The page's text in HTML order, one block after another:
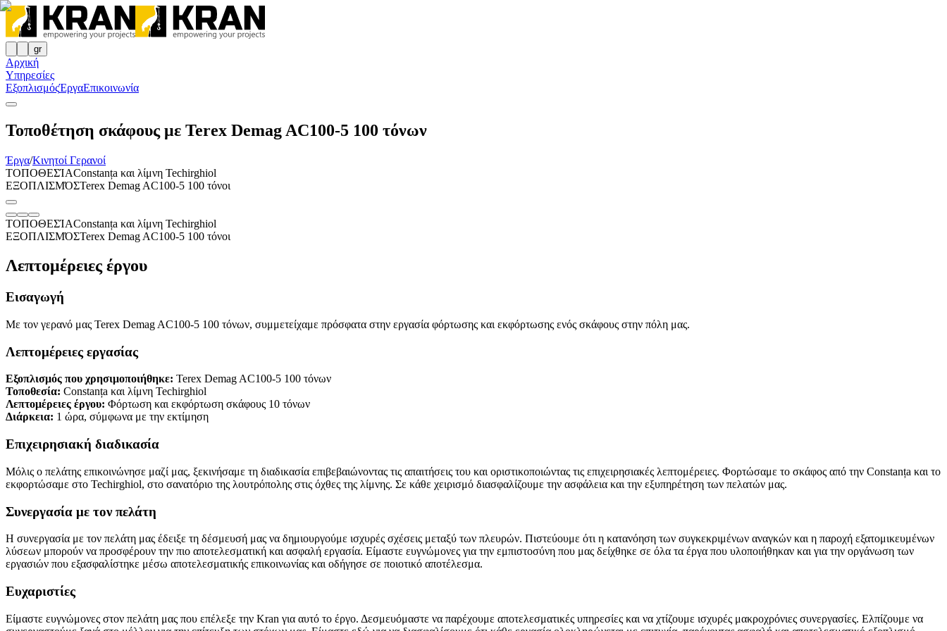
gr
Αρχική
Υπηρεσίες
ΕξοπλισμόςΈργαΕπικοινωνία
Τοποθέτηση σκάφους με Terex Demag AC100-5 100 τόνων
Έργα/Κινητοί Γερανοί
ΤΟΠΟΘΕΣΊΑConstanța και λίμνη Techirghiol
ΕΞΟΠΛΙΣΜΌΣTerex Demag AC100-5 100 τόνοι
ΤΟΠΟΘΕΣΊΑConstanța και λίμνη Techirghiol
ΕΞΟΠΛΙΣΜΌΣTerex Demag AC100-5 100 τόνοι
Λεπτομέρειες έργου
Εισαγωγή
Με τον γερανό μας Terex Demag AC100-5 100 τόνων, συμμετείχαμε πρόσφατα στην εργασία φόρτωσης και εκφόρτωσης ενός σκάφους στην πόλη μας.
Λεπτομέρειες εργασίας
Εξοπλισμός που χρησιμοποιήθηκε: Terex Demag AC100-5 100 τόνων
Τοποθεσία: Constanța και λίμνη Techirghiol
Λεπτομέρειες έργου: Φόρτωση και εκφόρτωση σκάφους 10 τόνων
Διάρκεια: 1 ώρα, σύμφωνα με την εκτίμηση
Επιχειρησιακή διαδικασία
Μόλις ο πελάτης επικοινώνησε μαζί μας, ξεκινήσαμε τη διαδικασία επιβεβαιώνοντας τις απαιτήσεις του και οριστικοποιώντας τις επιχειρησιακές λεπτομέρειες. Φορτώσαμε το σκάφος από την Constanța και το
εκφορτώσαμε στο Techirghiol, στο σανατόριο της λουτρόπολης στις όχθες της λίμνης. Σε κάθε χειρισμό διασφαλίζουμε την ασφάλεια και την εξυπηρέτηση των πελατών μας.
Συνεργασία με τον πελάτη
Η συνεργασία με τον πελάτη μας έδειξε τη δέσμευσή μας να δημιουργούμε ισχυρές σχέσεις μεταξύ των πλευρών. Πιστεύουμε ότι η κατανόηση των συγκεκριμένων αναγκών και η παροχή εξατομικευμένων
λύσεων μπορούν να προσφέρουν την πιο αποτελεσματική και ασφαλή εργασία. Είμαστε ευγνώμονες για την εμπιστοσύνη που μας δείχθηκε σε όλα τα έργα που υλοποιήθηκαν και για την οργάνωση των
εργασιών που εξασφαλίστηκε μέσω αποτελεσματικής επικοινωνίας και οδήγησε σε ποιοτικό αποτέλεσμα.
Ευχαριστίες
Είμαστε ευγνώμονες στον πελάτη μας που επέλεξε την Kran για αυτό το έργο. Δεσμευόμαστε να παρέχουμε αποτελεσματικές υπηρεσίες και να χτίζουμε ισχυρές μακροχρόνιες συνεργασίες. Ελπίζουμε να